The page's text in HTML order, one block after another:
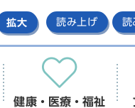
拡大 読み上げ 読
健康・医療・福祉